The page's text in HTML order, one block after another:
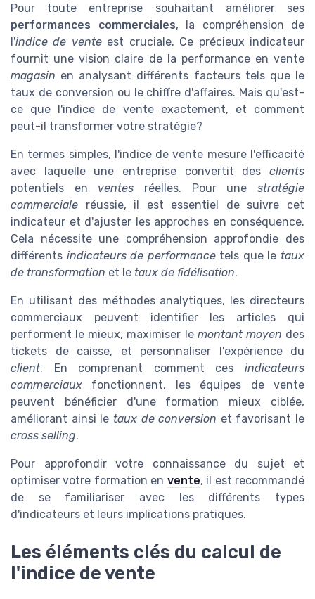
Pour toute entreprise souhaitant améliorer ses
performances commerciales, la compréhension de
l'indice de venteest cruciale. Ce précieux indicateur
fournit une vision claire de la performance en vente
magasin en analysant différents facteurs tels que le
taux de conversion ou le chiffre d'affaires. Mais qu'est-
ce que l'indice de vente exactement, et comment
peut-il transformer votre stratégie?
En termes simples, l'indice de vente mesure l'efficacité
avec laquelle une entreprise convertit des clients
potentiels en ventes réelles. Pour unestratégie
commerciale réussie, il est essentiel de suivre cet
indicateur et d'ajuster les approches en conséquence.
Cela nécessite une compréhension approfondie des
différents indicateurs de performancetels que le taux
de transformation et le taux de fidélisation.
En utilisant des méthodes analytiques, les directeurs
commerciaux peuvent identifier les articles qui
performent le mieux, maximiser le montant moyen des
tickets de caisse, et personnaliser l'expérience du
client. En comprenant comment ces indicateurs
commerciaux fonctionnent, les équipes de vente
peuvent bénéficier d'une formation mieux ciblée,
améliorant ainsi le taux de conversion et favorisant le
cross selling.
Pour approfondir votre connaissance du sujet et
optimiser votre formation en vente, il est recommandé
de se familiariser avec les différents types
d'indicateurs et leurs implications pratiques.
Les éléments clés du calcul de
l'indice de vente